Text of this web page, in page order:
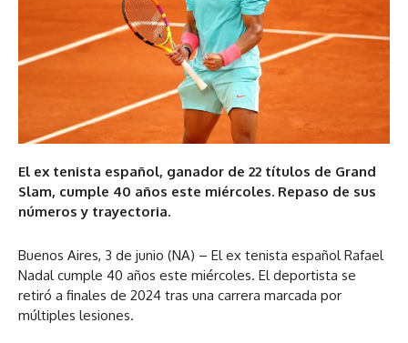
El ex tenista español, ganador de 22 títulos de Grand
Slam, cumple 40 años este miércoles. Repaso de sus
números y trayectoria.
Buenos Aires, 3 de junio (NA) – El ex tenista español Rafael
Nadal cumple 40 años este miércoles. El deportista se
retiró a finales de 2024 tras una carrera marcada por
múltiples lesiones.